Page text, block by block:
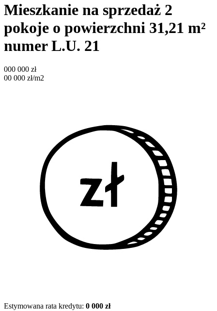
Mieszkanie na sprzedaż 2
pokoje o powierzchni 31,21 m²
numer L.U. 21
000 000 zł
00 000 zł/m2
Estymowana rata kredytu: 0 000 zł